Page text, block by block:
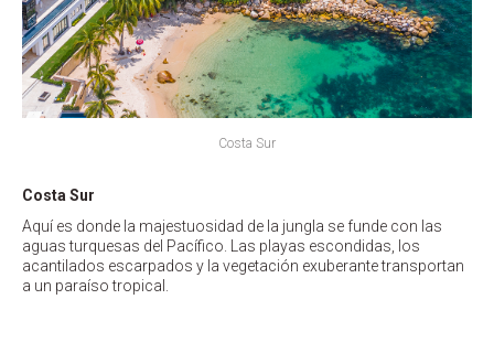
Costa Sur
Costa Sur
Aquí es donde la majestuosidad de la jungla se funde con las
aguas turquesas del Pacífico. Las playas escondidas, los
acantilados escarpados y la vegetación exuberante transportan
a un paraíso tropical.